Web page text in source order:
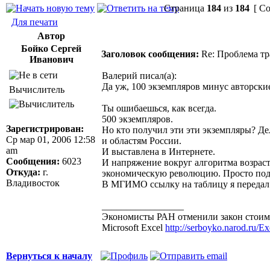
Страница 184 из 184 [
Для печати
Автор
Бойко Сергей
Иванович
Заголовок сообщения: Re: Проблема
Вычислитель
Зарегистрирован:
Ср мар 01, 2006 12:58
am
Сообщения: 6023
Откуда: г.
Владивосток
Валерий писал(а):
Да уж, 100 экземпляров минус
Ты ошибаешься, как всегда.
500 экземпляров.
Но кто получил эти эти экземпляры?
и областям России.
И выставлена в Интернете.
И напряжение вокруг алгоритма
экономическую революцию. Просто
В МГИМО ссылку на таблицу я передал
Экономисты РАН отменили закон
Microsoft Excel http://serboyko.narod.ru/
Вернуться к началу